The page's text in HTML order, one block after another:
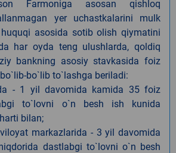
Farmoniga asosan qishloq
yer uchastkalarini mulk
asosida sotib olish qiymatini
har oyda teng ulushlarda, qoldiq
bankning asosiy stavkasida foiz
bo`lib to`lashga beriladi:
- 1 yil davomida kamida 35 foiz
to`lovni o`n besh ish kunida
bilan;
markazlarida - 3 yil davomida
dastlabgi to`lovni o`n besh